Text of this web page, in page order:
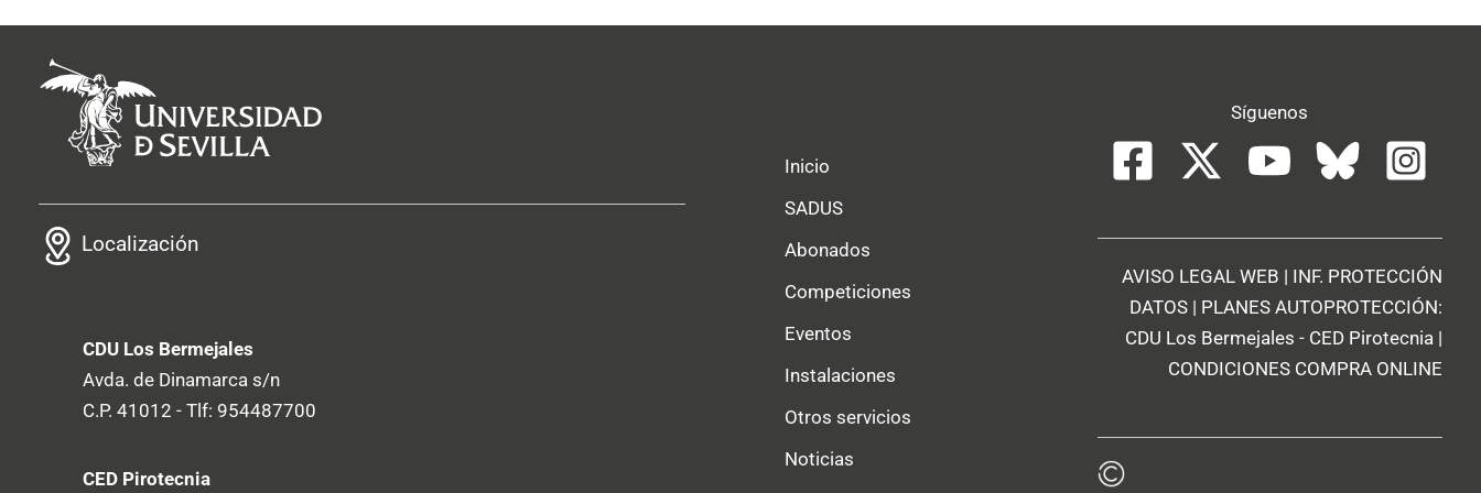
Localización
CDU Los Bermejales
Avda. de Dinamarca s/n
C.P. 41012 - Tlf: 954487700
CED Pirotecnia
Inicio
SADUS
Abonados
Competiciones
Eventos
Instalaciones
Otros servicios
Noticias
Síguenos
AVISO LEGAL WEB | INF. PROTECCIÓN
DATOS | PLANES AUTOPROTECCIÓN:
CDU Los Bermejales - CED Pirotecnia |
CONDICIONES COMPRA ONLINE